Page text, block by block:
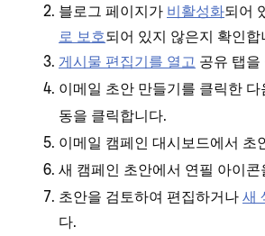
블로그 페이지가 비활성화되어
로 보호되어 있지 않은지 확인합
게시물 편집기를 열고 공유 탭을
이메일 초안 만들기 를 클릭한 다
동을 클릭합니다.
이메일 캠페인 대시보드에서 초
새 캠페인 초안에서 연필 아이콘
초안을 검토하여 편집하거나 새
다.